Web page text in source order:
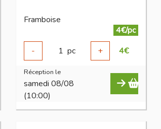
Framboise
4€/pc
-
1 pc + 4€
Réception le
samedi 08/08
(10:00)